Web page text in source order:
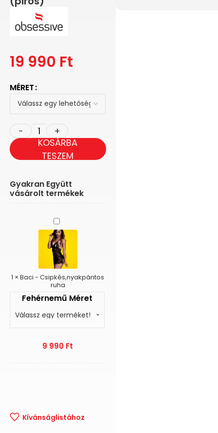
19 990 Ft
MÉRET
KOSÁRBA
TESZEM
Gyakran Együtt
vásárolt termékek
Baci
-
Csipkés,nyakpántos
ruha
1 ×Baci - Csipkés,nyakpántos
ruha
Fehérnemű Méret
9 990 Ft
Kívánságlistához